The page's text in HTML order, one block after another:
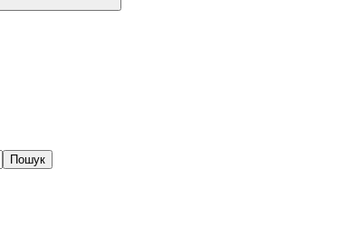
Пошук